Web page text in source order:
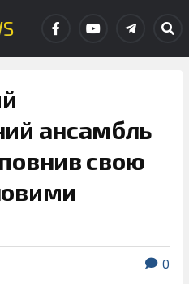
ансамбль
свою
0